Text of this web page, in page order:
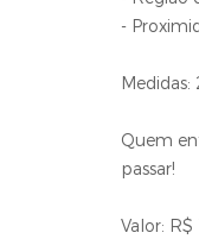
-
Quem
passar!
Valor: